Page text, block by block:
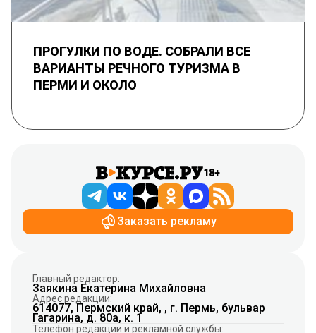
ПРОГУЛКИ ПО ВОДЕ. СОБРАЛИ ВСЕ
ВАРИАНТЫ РЕЧНОГО ТУРИЗМА В
ПЕРМИ И ОКОЛО
18+
Заказать рекламу
Главный редактор:
Заякина Екатерина Михайловна
Адрес редакции:
614077, Пермский край, , г. Пермь, бульвар
Гагарина, д. 80а, к. 1
Телефон редакции и рекламной службы: